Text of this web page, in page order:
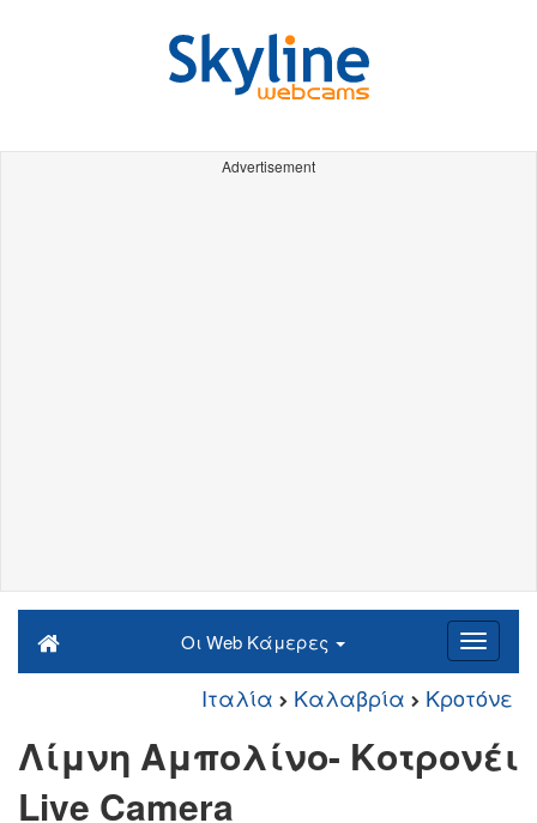
Advertisement
Οι Web Κάμερες
Ιταλία Καλαβρία Κροτόνε
Λίμνη Αμπολίνο- Κοτρονέι
Live Camera